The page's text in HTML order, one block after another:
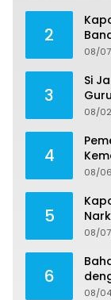
2
08/
3
Si
08/
4
08/
5
08/
6
08/